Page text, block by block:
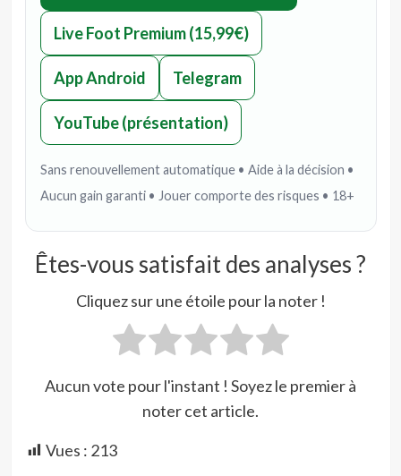
Live Foot Premium (15,99€)
App Android Telegram
YouTube (présentation)
Sans renouvellement automatique • Aide à la décision •
Aucun gain garanti • Jouer comporte des risques • 18+
Êtes-vous satisfait des analyses ?
Cliquez sur une étoile pour la noter !
Aucun vote pour l'instant ! Soyez le premier à
noter cet article.
Vues : 213